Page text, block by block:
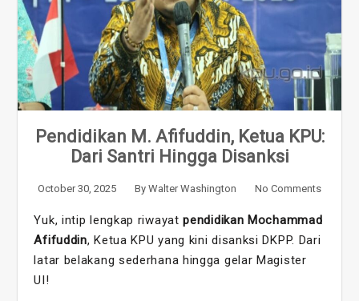
Pendidikan M. Afifuddin, Ketua KPU:
Dari Santri Hingga Disanksi
October 30, 2025 By Walter Washington No Comments
Yuk, intip lengkap riwayatpendidikan Mochammad
Afifuddin, Ketua KPU yang kini disanksi DKPP. Dari
latar belakang sederhana hingga gelar Magister
UI!